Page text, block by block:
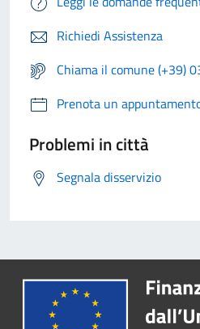
Richiedi Assistenza
Chiama il comune (+39)
Prenota un
Problemi in città
Segnala disservizio